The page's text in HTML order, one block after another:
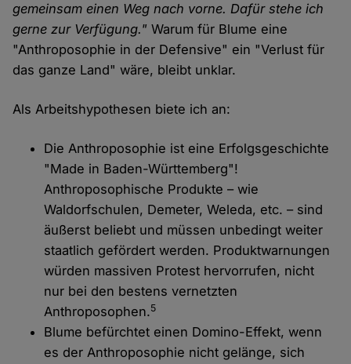
gemeinsam einen Weg nach vorne. Dafür stehe ich
gerne zur Verfügung." Warum für Blume eine
"Anthroposophie in der Defensive" ein "Verlust für
das ganze Land" wäre, bleibt unklar.
Als Arbeitshypothesen biete ich an:
Die Anthroposophie ist eine Erfolgsgeschichte
"Made in Baden-Württemberg"!
Anthroposophische Produkte – wie
Waldorfschulen, Demeter, Weleda, etc. – sind
äußerst beliebt und müssen unbedingt weiter
staatlich gefördert werden. Produktwarnungen
würden massiven Protest hervorrufen, nicht
nur bei den bestens vernetzten
Anthroposophen.5
Blume befürchtet einen Domino-Effekt, wenn
es der Anthroposophie nicht gelänge, sich